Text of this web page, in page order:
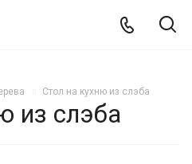
Стол на кухню из слэба
из слэба